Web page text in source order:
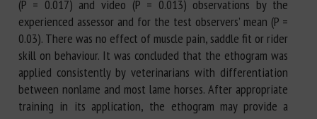
(P = 0.017) and video (P = 0.013) observations by the
experienced assessor and for the test observers’ mean (P =
0.03). There was no effect of muscle pain, saddle fit or rider
skill on behaviour. It was concluded that the ethogram was
applied consistently by veterinarians with differentiation
between nonlame and most lame horses. After appropriate
training in its application, the ethogram may provide a